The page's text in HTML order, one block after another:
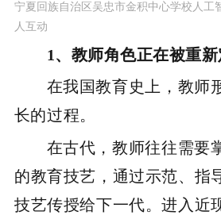
宁夏回族自治区吴忠市金积中心学校人工
人互动
1、教师角色正在被重新
在我国教育史上，教师
长的过程。
在古代，教师往往需要
的教育技艺，通过示范、指
技艺传授给下一代。进入近